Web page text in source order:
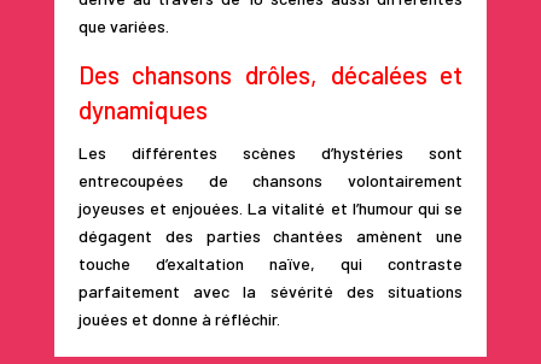
que variées.
Des chansons drôles, décalées et
dynamiques
Les différentes scènes d’hystéries sont
entrecoupées de chansons volontairement
joyeuses et enjouées. La vitalité et l’humour qui se
dégagent des parties chantées amènent une
touche d’exaltation naïve, qui contraste
parfaitement avec la sévérité des situations
jouées et donne à réfléchir.